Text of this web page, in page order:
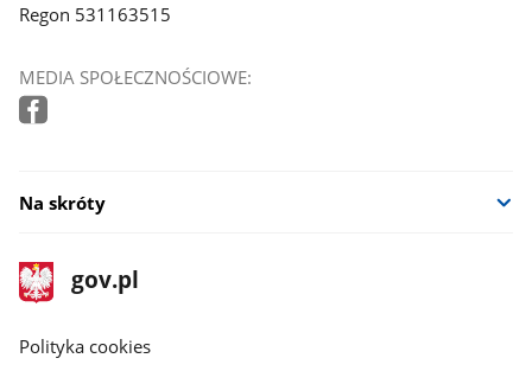
Regon 531163515
MEDIA SPOŁECZNOŚCIOWE:
Na skróty
stopka
gov.pl
Strona
gov.pl
gov.pl
Polityka cookies